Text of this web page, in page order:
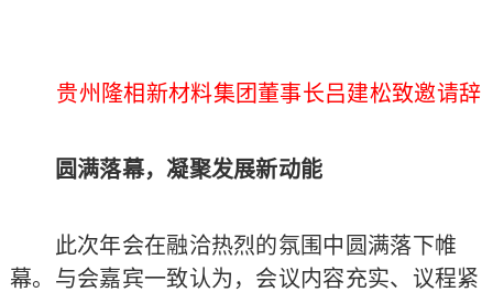
贵州隆相新材料集团董事长吕建松致邀请辞
圆满落幕，凝聚发展新动能
此次年会在融洽热烈的氛围中圆满落下帷
幕。与会嘉宾一致认为，会议内容充实、议程紧